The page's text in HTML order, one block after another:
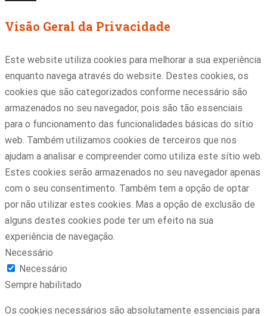
Visão Geral da Privacidade
Este website utiliza cookies para melhorar a sua experiência
enquanto navega através do website. Destes cookies, os
cookies que são categorizados conforme necessário são
armazenados no seu navegador, pois são tão essenciais
para o funcionamento das funcionalidades básicas do sítio
web. Também utilizamos cookies de terceiros que nos
ajudam a analisar e compreender como utiliza este sítio web.
Estes cookies serão armazenados no seu navegador apenas
com o seu consentimento. Também tem a opção de optar
por não utilizar estes cookies. Mas a opção de exclusão de
alguns destes cookies pode ter um efeito na sua
experiência de navegação.
Necessário
Necessário
Sempre habilitado
Os cookies necessários são absolutamente essenciais para